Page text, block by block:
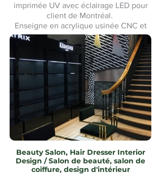
imprimée UV avec éclairage LED pour
client de Montréal.
Enseigne en acrylique usinée CNC et
imprimée UV avec éclairage LED pour
un client de Montréal. Fabrication et
installation sur mesure. Fabrication et
installation sur mesure.
Beauty Salon, Hair Dresser Interior
Design / Salon de beauté, salon de
coiffure, design d'intérieur